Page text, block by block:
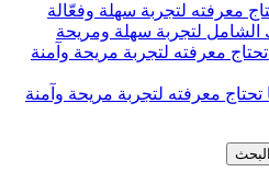
معرفته لتجربة سهلة وفعّالة
الشامل لتجربة سهلة ومريحة
معرفته لتجربة مريحة وآمنة
معرفته لتجربة مريحة وآمنة
البحث